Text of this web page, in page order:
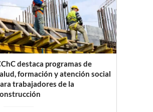
destaca programas de
formación y atención social
trabajadores de la